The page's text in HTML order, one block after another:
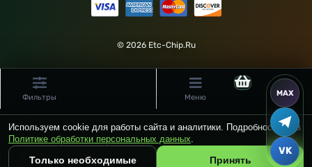
© 2026 Etc-Chip.Ru
Фильтры Меню
Используем cookie для работы сайта и аналитики. Подробности — в
Политике обработки персональных данных.
Только необходимые Принять